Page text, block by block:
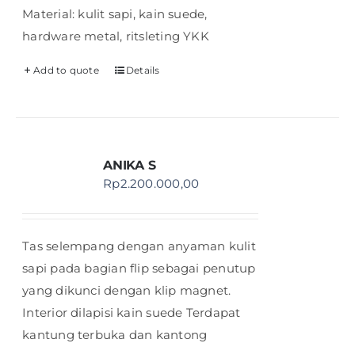
Material: kulit sapi, kain suede,
hardware metal, ritsleting YKK
Add to quote Details
ANIKA S
Rp2.200.000,00
Tas selempang dengan anyaman kulit
sapi pada bagian flip sebagai penutup
yang dikunci dengan klip magnet.
Interior dilapisi kain suede Terdapat
kantung terbuka dan kantong